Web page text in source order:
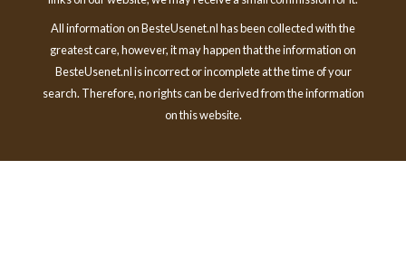
All information on BesteUsenet.nl has been collected with the
greatest care, however, it may happen that the information on
BesteUsenet.nl is incorrect or incomplete at the time of your
search. Therefore, no rights can be derived from the information
on this website.